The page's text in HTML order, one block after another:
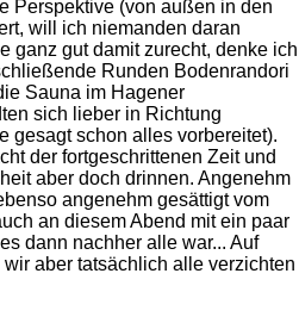
Perspektive (von außen in den
will ich niemanden daran
ganz gut damit zurecht, denke ich
Runden Bodenrandori
Sauna im Hagener
sich lieber in Richtung
gesagt schon alles vorbereitet).
der fortgeschrittenen Zeit und
aber doch drinnen. Angenehm
angenehm gesättigt vom
an diesem Abend mit ein paar
dann nachher alle war... Auf
aber tatsächlich alle verzichten